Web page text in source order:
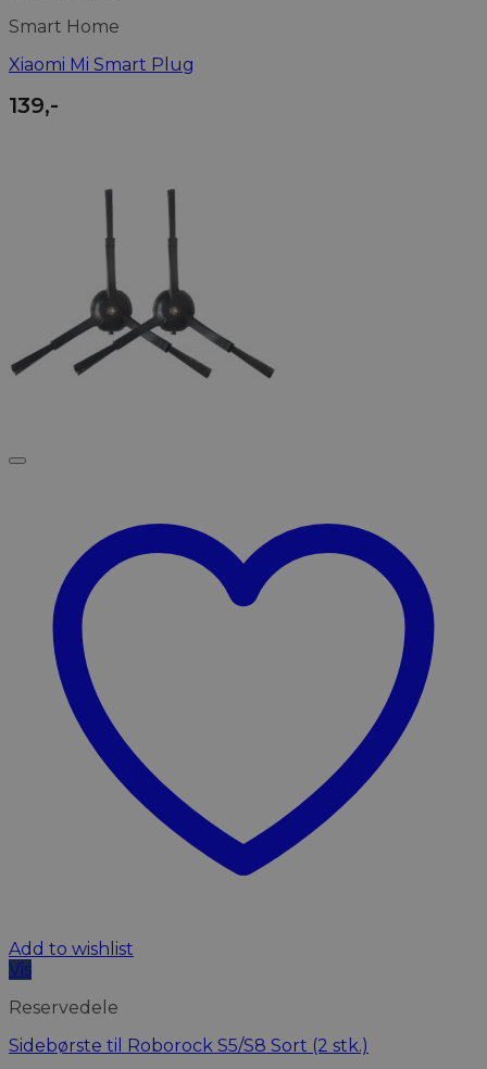
Smart Home
Xiaomi Mi Smart Plug
139,-
Add to wishlist
Vis
Reservedele
Sidebørste til Roborock S5/S8 Sort (2 stk.)